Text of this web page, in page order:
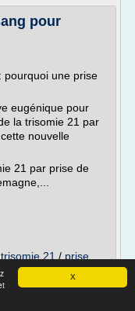
X
pour
pourquoi une prise
eugénique pour
la trisomie 21 par
nouvelle
21 par prise de
21 / prise
de sang
grossesse